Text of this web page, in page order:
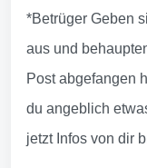
*Betrüger Geben
aus und
Post abgefangen
du angeblich
jetzt Infos von dir